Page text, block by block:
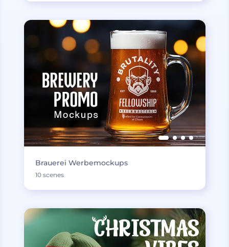
Brauerei Werbemockups
10 scenes